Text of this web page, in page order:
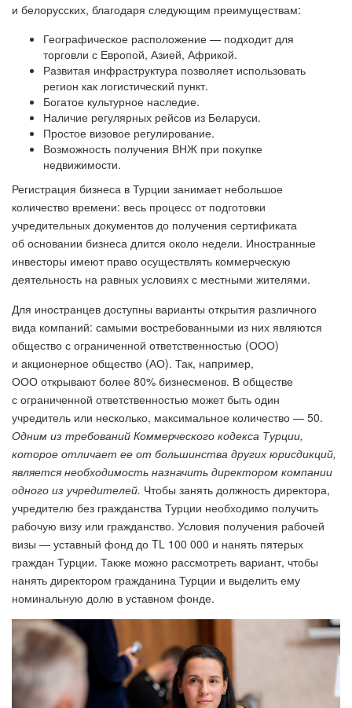
и белорусских, благодаря следующим преимуществам:
Географическое расположение — подходит для
торговли с Европой, Азией, Африкой.
Развитая инфраструктура позволяет использовать
регион как логистический пункт.
Богатое культурное наследие.
Наличие регулярных рейсов из Беларуси.
Простое визовое регулирование.
Возможность получения ВНЖ при покупке
недвижимости.
Регистрация бизнеса в Турции занимает небольшое
количество времени: весь процесс от подготовки
учредительных документов до получения сертификата
об основании бизнеса длится около недели. Иностранные
инвесторы имеют право осуществлять коммерческую
деятельность на равных условиях с местными жителями.
Для иностранцев доступны варианты открытия различного
вида компаний: самыми востребованными из них являются
общество с ограниченной ответственностью (ООО)
и акционерное общество (АО). Так, например,
ООО открывают более 80% бизнесменов. В обществе
с ограниченной ответственностью может быть один
учредитель или несколько, максимальное количество — 50.
Одним из требований Коммерческого кодекса Турции,
которое отличает ее от большинства других юрисдикций,
является необходимость назначить директором компании
одного из учредителей. Чтобы занять должность директора,
учредителю без гражданства Турции необходимо получить
рабочую визу или гражданство. Условия получения рабочей
визы — уставный фонд до TL 100 000 и нанять пятерых
граждан Турции. Также можно рассмотреть вариант, чтобы
нанять директором гражданина Турции и выделить ему
номинальную долю в уставном фонде.